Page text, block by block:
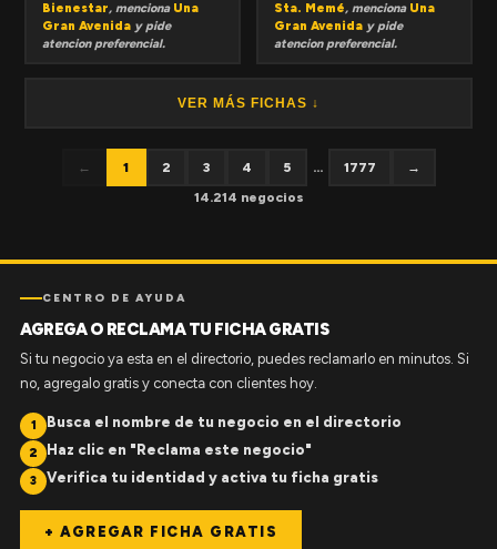
Bienestar, menciona Una
Gran Avenida y pide
atencion preferencial.
Sta. Memé, menciona Una
Gran Avenida y pide
atencion preferencial.
VER MÁS FICHAS ↓
← 1 2 3 4 5 ... 1777
→
14.214 negocios
CENTRO DE AYUDA
AGREGA O RECLAMA TU FICHA GRATIS
Si tu negocio ya esta en el directorio, puedes reclamarlo en minutos. Si
no, agregalo gratis y conecta con clientes hoy.
1 Busca el nombre de tu negocio en el directorio
2 Haz clic en "Reclama este negocio"
3 Verifica tu identidad y activa tu ficha gratis
+ AGREGAR FICHA GRATIS